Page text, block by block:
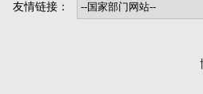
友情链接：